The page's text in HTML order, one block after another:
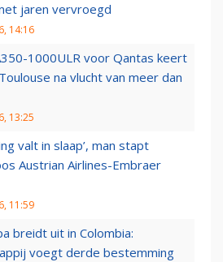
jaren vervroegd
14:16
1000ULR voor Qantas keert
na vlucht van meer dan
13:25
valt in slaap’, man stapt
Austrian Airlines-Embraer
11:59
breidt uit in Colombia:
voegt derde bestemming